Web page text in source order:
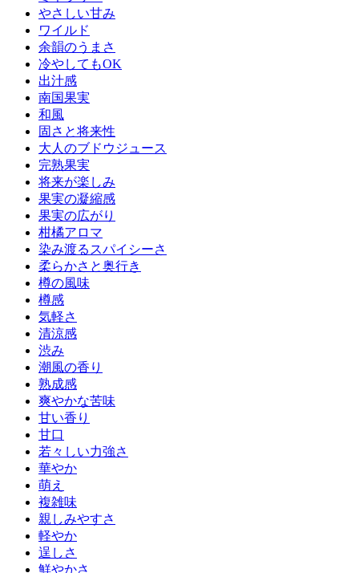
やさしい甘み
ワイルド
余韻のうまさ
冷やしてもOK
出汁感
南国果実
和風
固さと将来性
大人のブドウジュース
完熟果実
将来が楽しみ
果実の凝縮感
果実の広がり
柑橘アロマ
染み渡るスパイシーさ
柔らかさと奥行き
樽の風味
樽感
気軽さ
清涼感
渋み
潮風の香り
熟成感
爽やかな苦味
甘い香り
甘口
若々しい力強さ
華やか
萌え
複雑味
親しみやすさ
軽やか
逞しさ
鮮やかさ